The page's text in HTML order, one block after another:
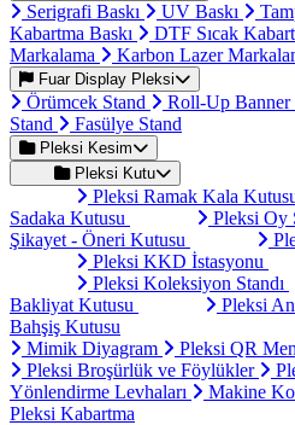
Serigrafi Baskı UV Baskı
Kabartma Baskı
DTF Sıcak
Markalama
Karbon Lazer
Fuar Display Pleksi
Örümcek Stand Roll-Up Banner
Stand
Fasülye Stand
Pleksi Kesim
Pleksi Kutu
Pleksi Ramak Kala
Sadaka Kutusu
Pleksi Oy
Şikayet - Öneri Kutusu
Pleksi KKD İstasyonu
Pleksi Koleksiyon Standı
Bakliyat Kutusu
Pleksi
Bahşiş Kutusu
Mimik Diyagram
Pleksi QR
Pleksi Broşürlük ve Föylükler
Yönlendirme Levhaları
Makine
Pleksi Kabartma